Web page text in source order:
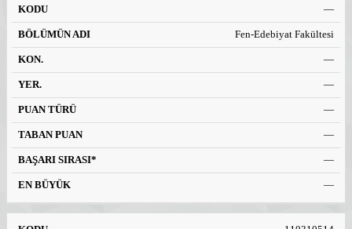
—
Fen-Edebiyat Fakültesi
—
—
—
—
—
—